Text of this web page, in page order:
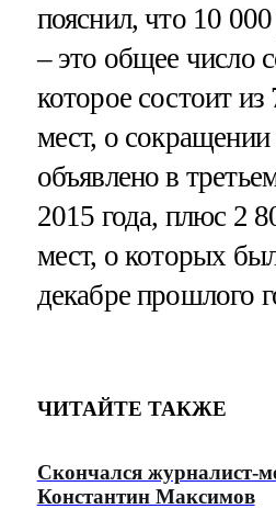
пояснил, что 10
– это общее число
которое состоит
мест, о
объявлено в
2015 года, плюс 2
мест, о которых
декабре прошлого
ЧИТАЙТЕ ТАКЖЕ
Скончался журналист-
Константин Максимов